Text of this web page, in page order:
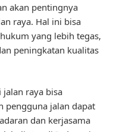
akan pentingnya
raya. Hal ini bisa
yang lebih tegas,
peningkatan kualitas
raya bisa
pengguna jalan dapat
dan kerjasama